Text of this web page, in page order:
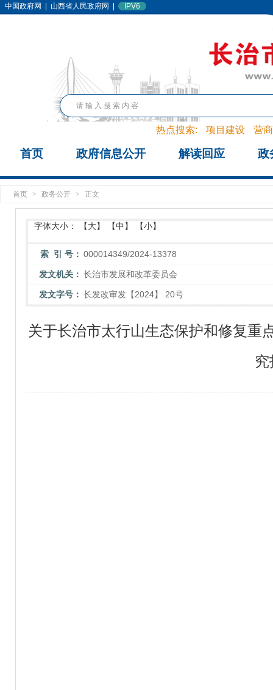
中国政府网 山西省人民政府网 IPV6
热点搜索: 项目建设 营
首页 政府信息公开 解读回应 政
首页 > 政务公开 > 正文
字体大小： 【大】 【中】 【小】
索 引 号： 000014349/2024-13378
发文机关： 长治市发展和改革委员会
发文字号： 长发改审发【2024】 20号
关于长治市太行山生态保护和修复重